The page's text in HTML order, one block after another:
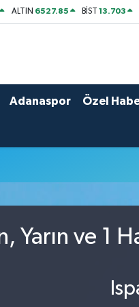
ALTIN 6527.85 BİST13.703
Adanaspor Özel
Yarın ve 1